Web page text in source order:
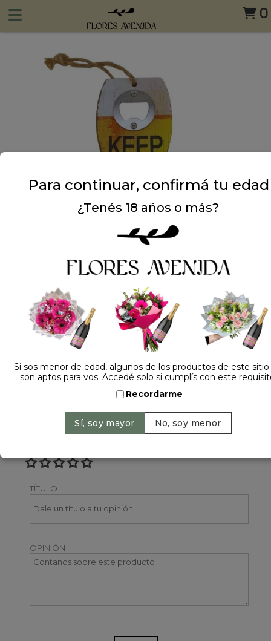
0
Dejá tu opinión
NOMBRE
TÍTULO
OPINIÓN
Para continuar, confirmá tu edad
¿Tenés 18 años o más?
Si sos menor de edad, algunos de los productos de este
son aptos para vos. Accedé solo si cumplís con este
Recordarme